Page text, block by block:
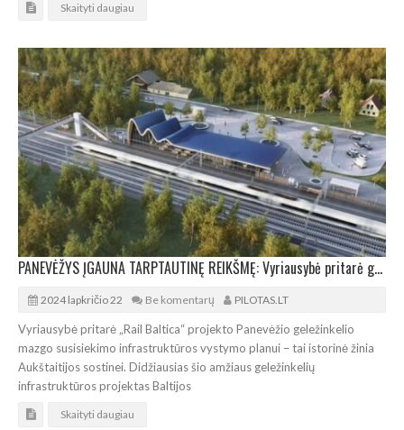
Skaityti daugiau
PANEVĖŽYS ĮGAUNA TARPTAUTINĘ REIKŠMĘ: Vyriausybė pritarė geležinkelio mazgo vystymo planui
2024 lapkričio 22 Be komentarų PILOTAS.LT
Vyriausybė pritarė „Rail Baltica“ projekto Panevėžio geležinkelio
mazgo susisiekimo infrastruktūros vystymo planui – tai istorinė žinia
Aukštaitijos sostinei. Didžiausias šio amžiaus geležinkelių
infrastruktūros projektas Baltijos
Skaityti daugiau